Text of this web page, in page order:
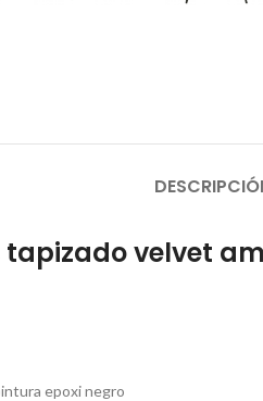
tapizado velvet
epoxi negro